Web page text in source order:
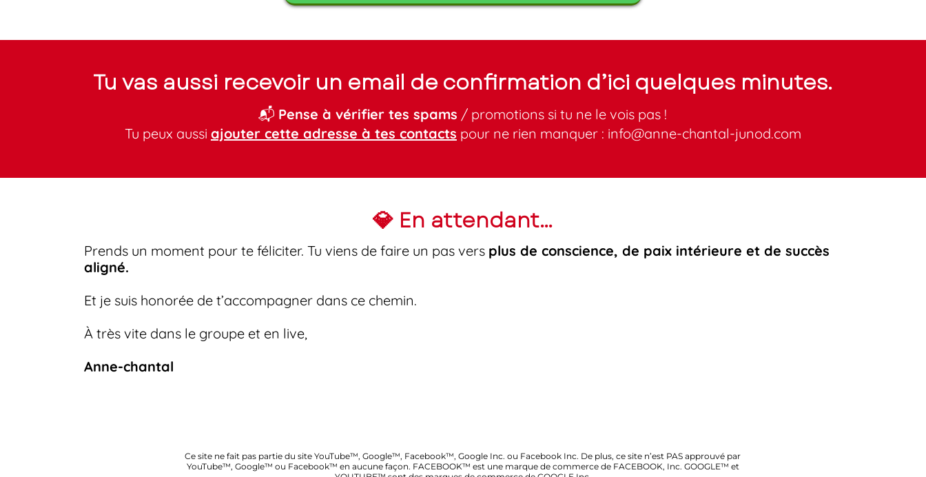
Tu vas aussi recevoir un email de confirmation d’ici quelques minutes.
📬 Pense à vérifier tes spams / promotions si tu ne le vois pas !
Tu peux aussi ajouter cette adresse à tes contacts pour ne rien manquer : info@anne-chantal-junod.com
💎 En attendant…
Prends un moment pour te féliciter. Tu viens de faire un pas vers plus de conscience, de paix intérieure et de succès
aligné.
Et je suis honorée de t’accompagner dans ce chemin.
À très vite dans le groupe et en live,
Anne-chantal
Ce site ne fait pas partie du site YouTube™, Google™, Facebook™, Google Inc. ou Facebook Inc. De plus, ce site n’est PAS approuvé par
YouTube™, Google™ ou Facebook™ en aucune façon. FACEBOOK™ est une marque de commerce de FACEBOOK, Inc. GOOGLE™ et